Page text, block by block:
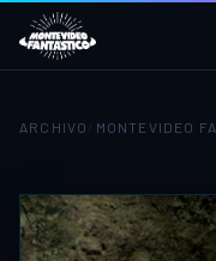
ARCHIVO MONTEVIDEO